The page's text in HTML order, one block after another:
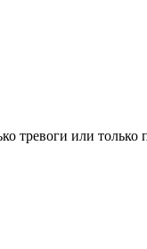
тревоги или